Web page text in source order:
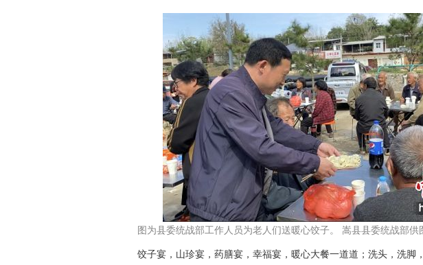
图为县委统战部工作人员为老人们送暖心饺子。 嵩县县委统战部供
饺子宴，山珍宴，药膳宴，幸福宴，暖心大餐一道道；洗头，洗脚